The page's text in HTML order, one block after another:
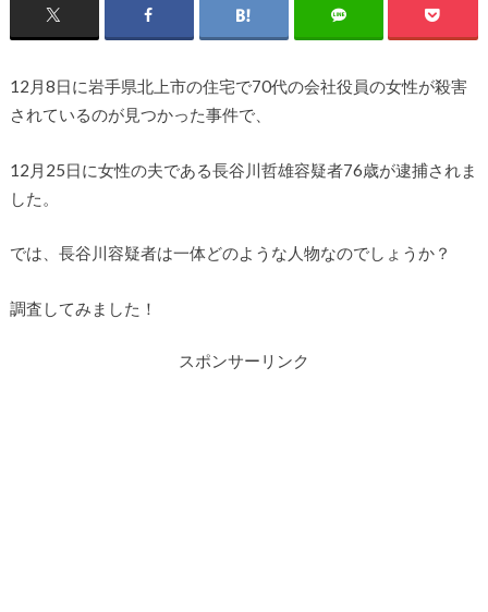
12月8日に岩手県北上市の住宅で70代の会社役員の女性が殺害
されているのが見つかった事件で、
12月25日に女性の夫である長谷川哲雄容疑者76歳が逮捕されま
した。
では、長谷川容疑者は一体どのような人物なのでしょうか？
調査してみました！
スポンサーリンク